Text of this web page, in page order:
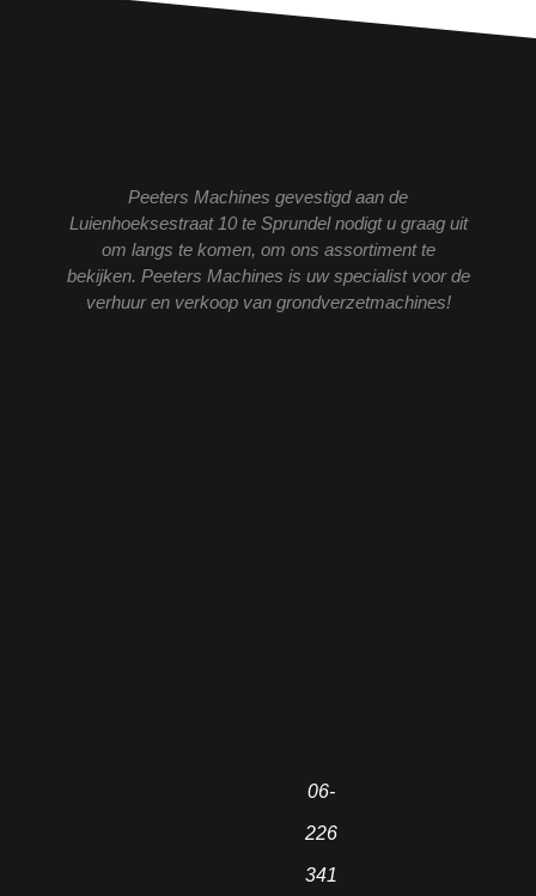
Peeters Machines gevestigd aan de
Luienhoeksestraat 10 te Sprundel nodigt u graag uit
om langs te komen, om ons assortiment te
bekijken. Peeters Machines is uw specialist voor de
verhuur en verkoop van grondverzetmachines!
06-
226
341